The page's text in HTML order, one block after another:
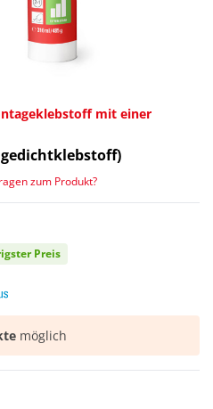
mit einer
zum Produkt?
Preis
möglich